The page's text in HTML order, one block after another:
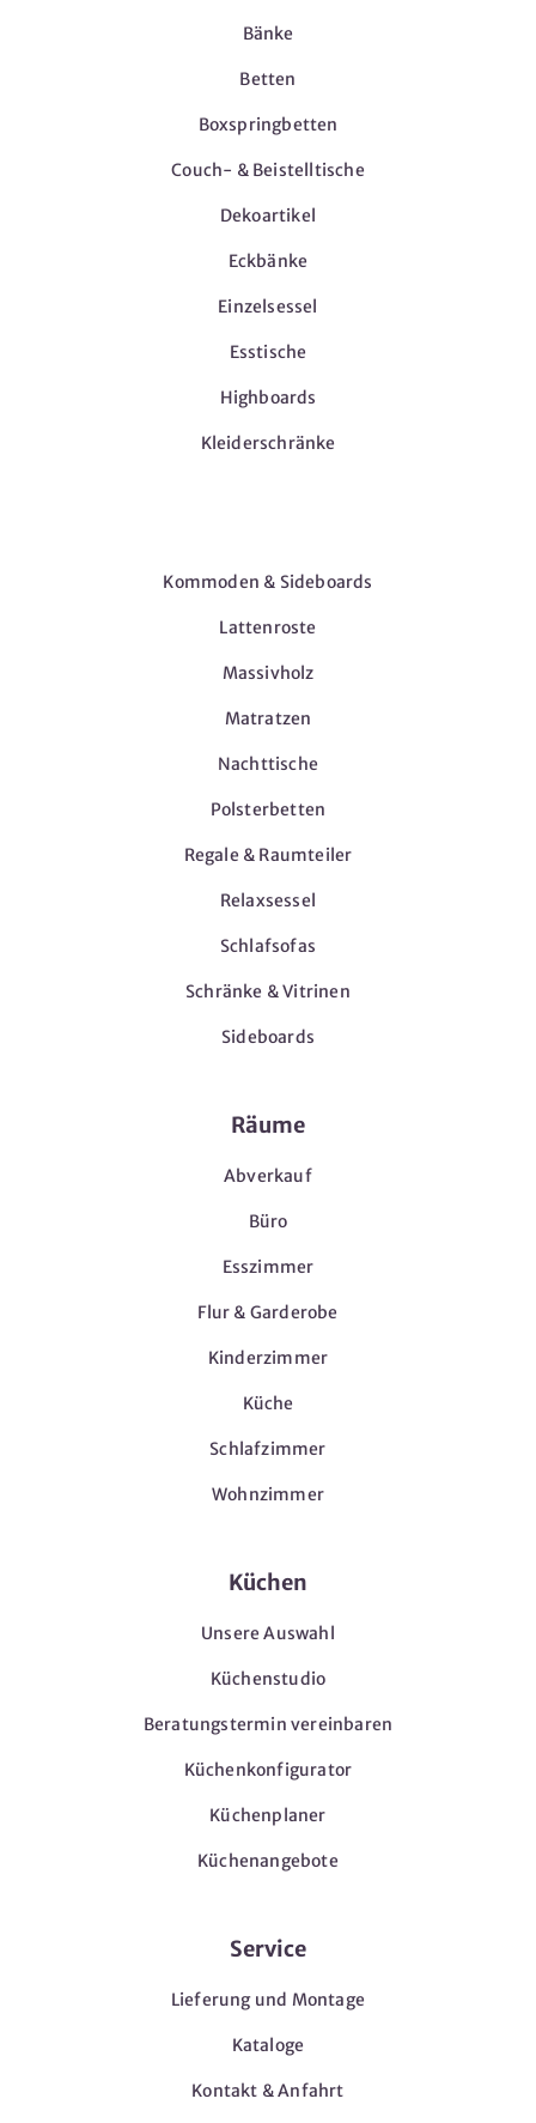
Bänke
Betten
Boxspringbetten
Couch- & Beistelltische
Dekoartikel
Eckbänke
Einzelsessel
Esstische
Highboards
Kleiderschränke
Kommoden & Sideboards
Lattenroste
Massivholz
Matratzen
Nachttische
Polsterbetten
Regale & Raumteiler
Relaxsessel
Schlafsofas
Schränke & Vitrinen
Sideboards
Räume
Abverkauf
Büro
Esszimmer
Flur & Garderobe
Kinderzimmer
Küche
Schlafzimmer
Wohnzimmer
Küchen
Unsere Auswahl
Küchenstudio
Beratungstermin vereinbaren
Küchenkonfigurator
Küchenplaner
Küchenangebote
Service
Lieferung und Montage
Kataloge
Kontakt & Anfahrt